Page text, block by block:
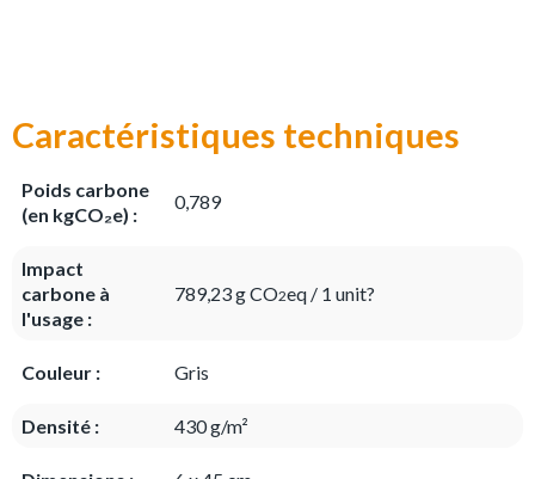
Caractéristiques techniques
Poids carbone
(en kgCO₂e) :
0,789
Impact
carbone à
l'usage :
789,23 g CO2eq / 1 unit?
Couleur : Gris
Densité : 430 g/m²